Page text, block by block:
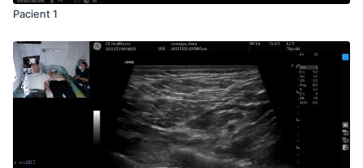
Pacient 1